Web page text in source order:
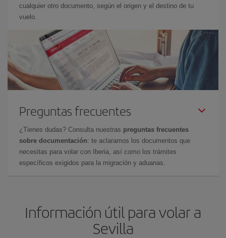
cualquier otro documento, según el origen y el destino de tu
vuelo.
Preguntas frecuentes
¿Tienes dudas? Consulta nuestras preguntas frecuentes
sobre documentación: te aclaramos los documentos que
necesitas para volar con Iberia, así como los trámites
específicos exigidos para la migración y aduanas.
Información útil para volar a
Sevilla